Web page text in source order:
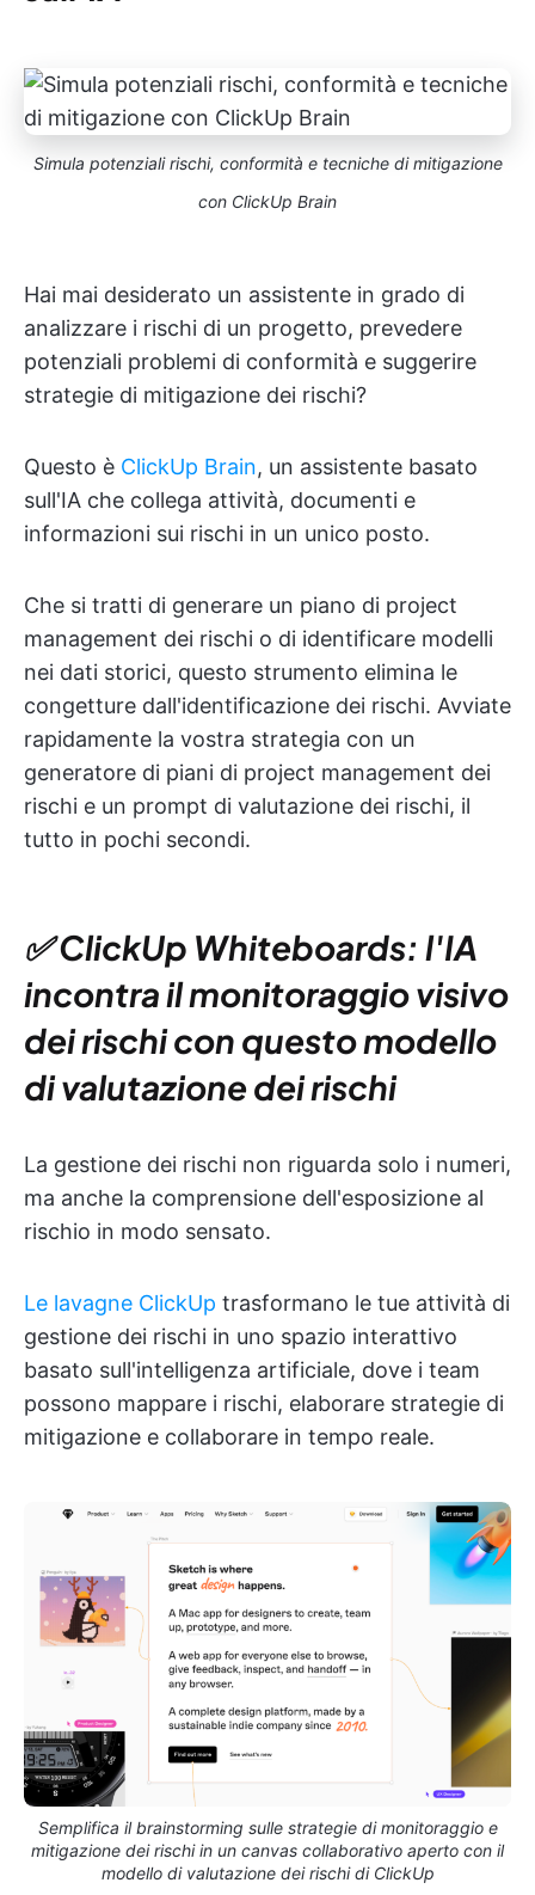
Simula potenziali rischi, conformità e tecniche di mitigazione
con ClickUp Brain
Hai mai desiderato un assistente in grado di
analizzare i rischi di un progetto, prevedere
potenziali problemi di conformità e suggerire
strategie di mitigazione dei rischi?
Questo è ClickUp Brain, un assistente basato
sull'IA che collega attività, documenti e
informazioni sui rischi in un unico posto.
Che si tratti di generare un piano di project
management dei rischi o di identificare modelli
nei dati storici, questo strumento elimina le
congetture dall'identificazione dei rischi. Avviate
rapidamente la vostra strategia con un
generatore di piani di project management dei
rischi e un prompt di valutazione dei rischi, il
tutto in pochi secondi.
✅ ClickUp Whiteboards: l'IA
incontra il monitoraggio visivo
dei rischi con questo modello
di valutazione dei rischi
La gestione dei rischi non riguarda solo i numeri,
ma anche la comprensione dell'esposizione al
rischio in modo sensato.
Le lavagne ClickUp trasformano le tue attività di
gestione dei rischi in uno spazio interattivo
basato sull'intelligenza artificiale, dove i team
possono mappare i rischi, elaborare strategie di
mitigazione e collaborare in tempo reale.
Semplifica il brainstorming sulle strategie di monitoraggio e
mitigazione dei rischi in un canvas collaborativo aperto con il
modello di valutazione dei rischi di ClickUp